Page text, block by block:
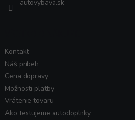
autovybava.sk
Kontakt
Náš príbeh
Cena dopravy
Možnosti platby
Vrátenie tovaru
Ako testujeme autodoplnky